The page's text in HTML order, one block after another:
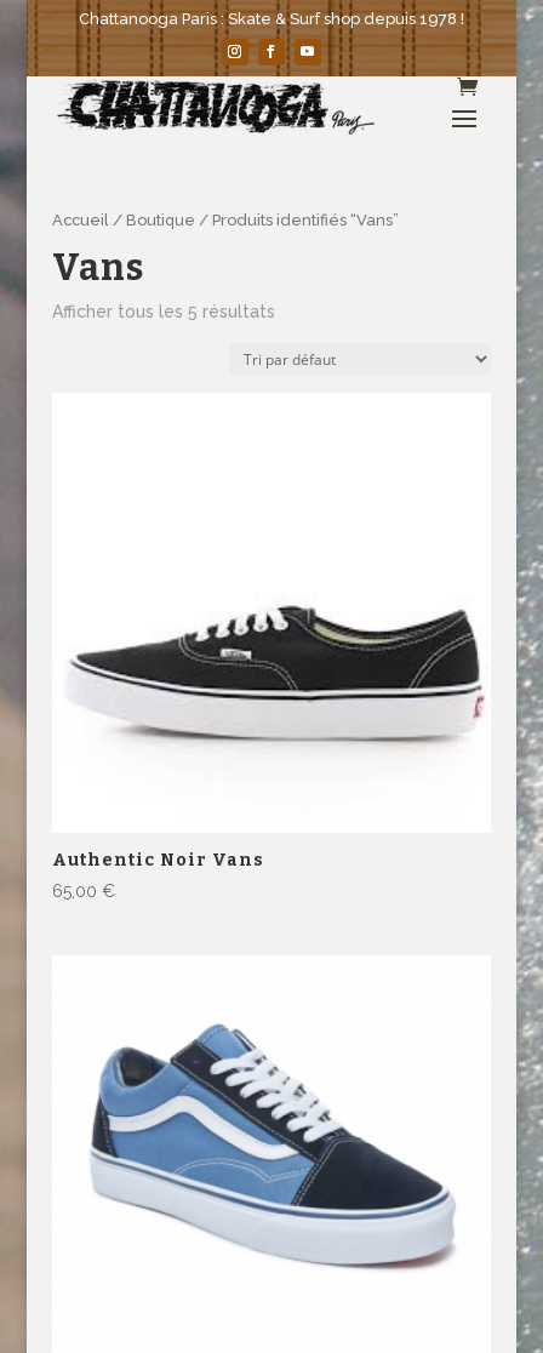
Chattanooga Paris : Skate & Surf shop depuis 1978 !
Accueil/ Boutique / Produits identifiés “Vans”
Vans
Afficher tous les 5 résultats
Authentic Noir Vans
65,00 €